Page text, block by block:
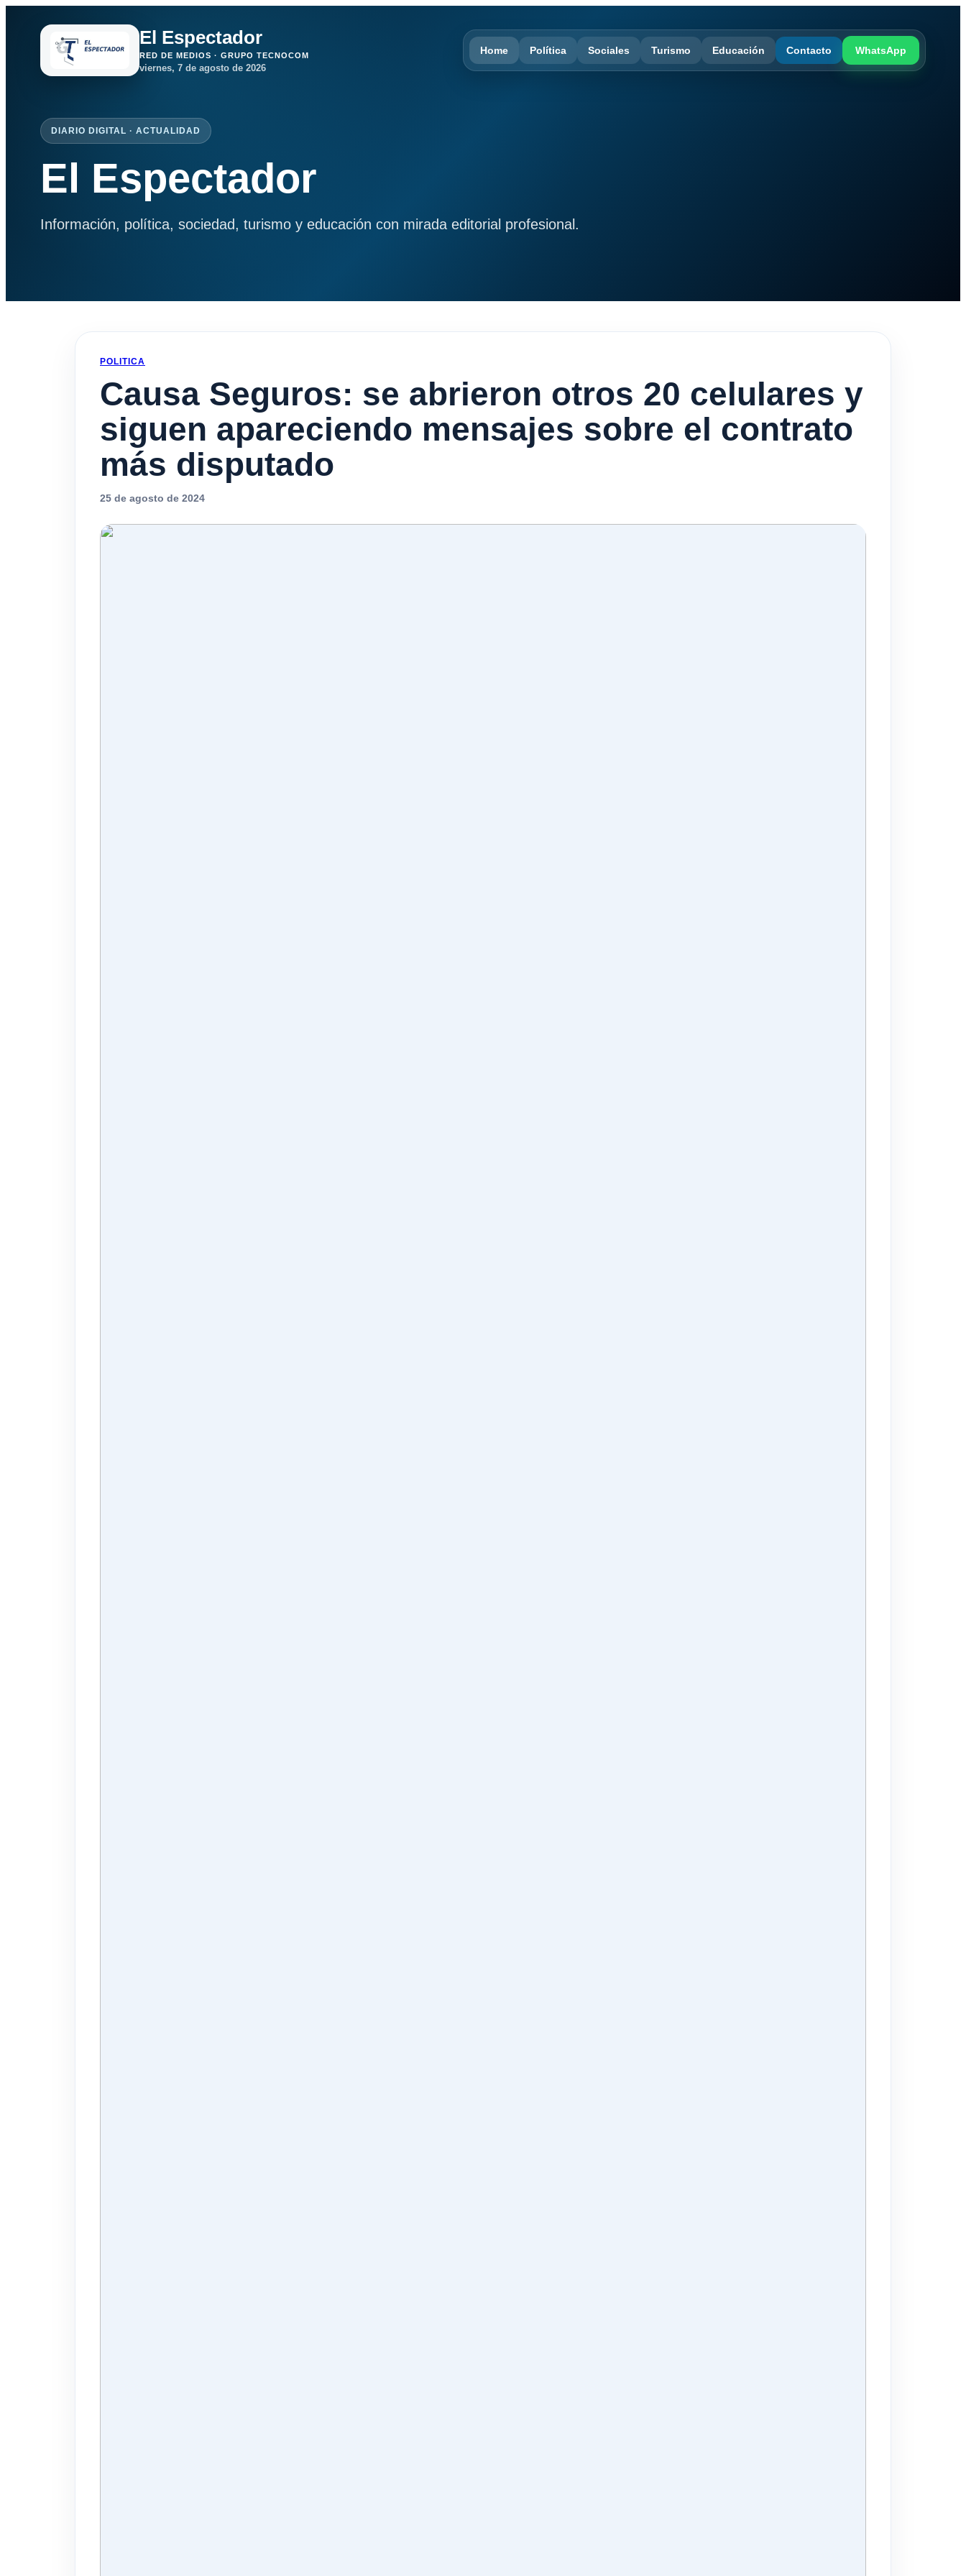
El Espectador
RED DE MEDIOS · GRUPO TECNOCOM
viernes, 7 de agosto de 2026
Home Política Sociales Turismo Educación Contacto WhatsApp
DIARIO DIGITAL · ACTUALIDAD
El Espectador
Información, política, sociedad, turismo y educación con mirada editorial profesional.
POLITICA
Causa Seguros: se abrieron otros 20 celulares y
siguen apareciendo mensajes sobre el contrato
más disputado
25 de agosto de 2024